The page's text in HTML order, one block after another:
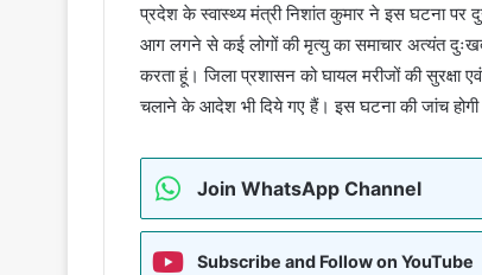
प्रदेश के स्वास्थ्य मंत्री निशांत कुमार ने इस घटना
आग लगने से कई लोगों की मृत्यु का समाचार अत्यंत
करता हूं। जिला प्रशासन को घायल मरीजों की सुरक्षा
चलाने के आदेश भी दिये गए हैं। इस घटना की जांच होगी।
Join WhatsApp Channel
Subscribe and Follow on YouTube